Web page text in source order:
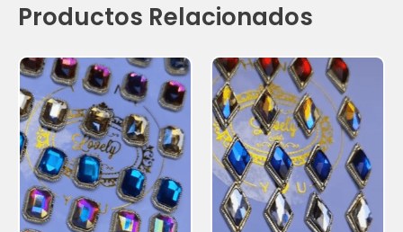
Productos Relacionados